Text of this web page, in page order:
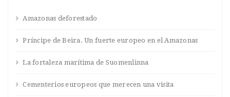
Amazonas deforestado
Príncipe de Beira. Un fuerte europeo en el Amazonas
La fortaleza marítima de Suomenlinna
Cementerios europeos que merecen una visita